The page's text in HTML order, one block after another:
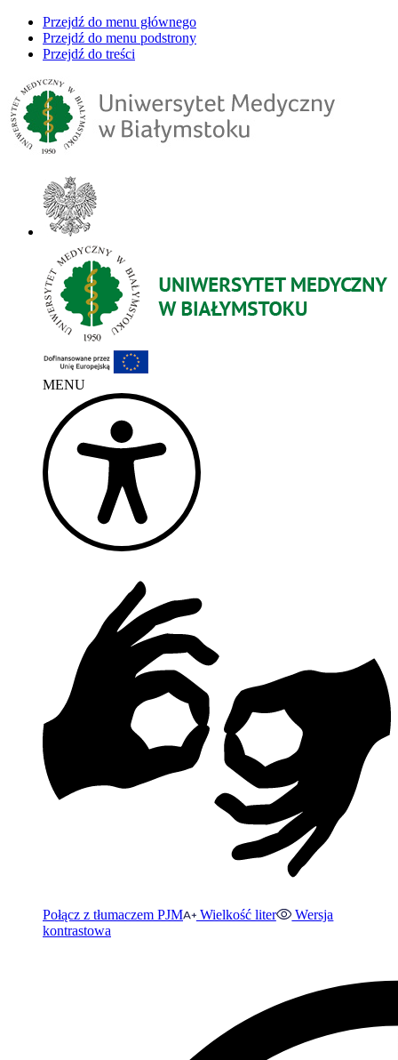
Przejdź do menu głównego
Przejdź do menu podstrony
Przejdź do treści
MENU
Połącz z tłumaczem PJM Wielkość liter
Wersja
kontrastowa